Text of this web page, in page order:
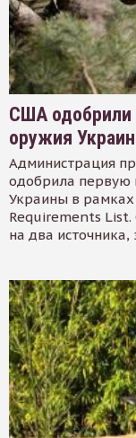
США одобрили
оружия
Администрация
одобрила первую
Украины в
Requirements
на два